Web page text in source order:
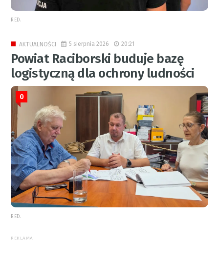
RED.
AKTUALNOŚCI 5 sierpnia 2026 20:21
Powiat Raciborski buduje bazę
logistyczną dla ochrony ludności
0
RED.
REKLAMA